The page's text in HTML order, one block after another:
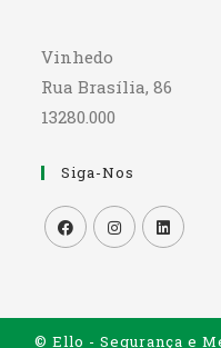
Vinhedo
Rua Brasília, 86
13280.000
Siga-Nos
© Ello - Segurança e